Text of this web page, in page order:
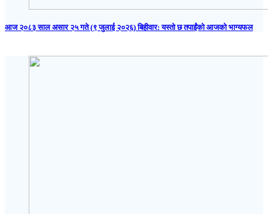
आज २०८३ साल असार २५ गते (९ जुलाई २०२६) बिहीवार: यस्तो छ तपाईंको आजको भाग्यफल